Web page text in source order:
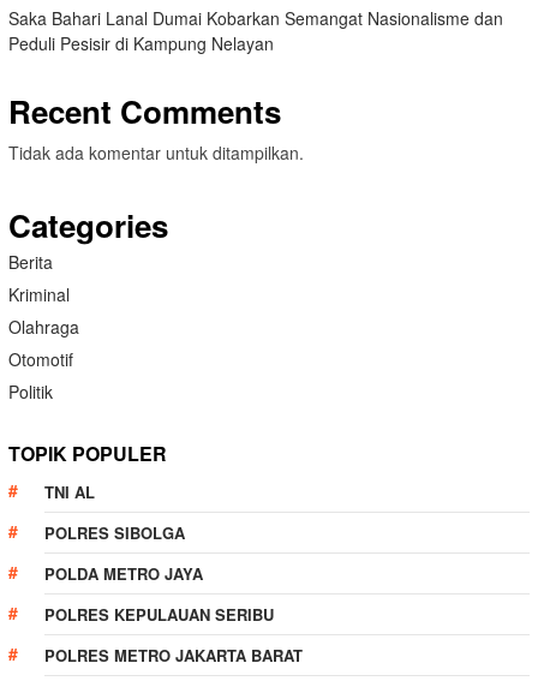
Saka Bahari Lanal Dumai Kobarkan Semangat Nasionalisme dan
Peduli Pesisir di Kampung Nelayan
Recent Comments
Tidak ada komentar untuk ditampilkan.
Categories
Berita
Kriminal
Olahraga
Otomotif
Politik
TOPIK POPULER
TNI AL
POLRES SIBOLGA
POLDA METRO JAYA
POLRES KEPULAUAN SERIBU
POLRES METRO JAKARTA BARAT